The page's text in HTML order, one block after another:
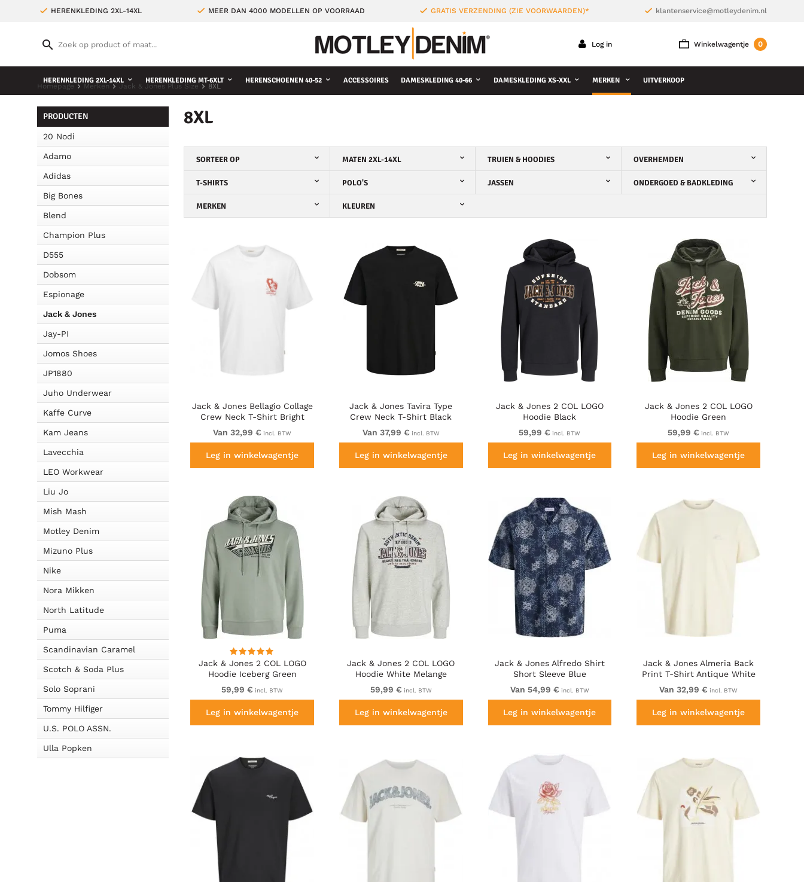
HERENKLEDING 2XL-14XL MEER DAN 4000 MODELLEN OP VOORRAAD GRATIS VERZENDING (ZIE VOORWAARDEN)* klantenservice@motleydenim.nl
Winkelwagentje 0
Log in
HERENKLEDING 2XL-14XL HERENKLEDING MT-6XLT HERENSCHOENEN 40-52 ACCESSOIRES DAMESKLEDING 40-66 DAMESKLEDING XS-XXL MERKEN UITVERKOOP
Homepage Merken Jack & Jones Plus Size 8XL
PRODUCTEN
20 Nodi
Adamo
Adidas
Big Bones
Blend
Champion Plus
D555
Dobsom
Espionage
Jack & Jones
Jay-PI
Jomos Shoes
JP1880
Juho Underwear
Kaffe Curve
Kam Jeans
Lavecchia
LEO Workwear
Liu Jo
Mish Mash
Motley Denim
Mizuno Plus
Nike
Nora Mikken
North Latitude
Puma
Scandinavian Caramel
Scotch & Soda Plus
Solo Soprani
Tommy Hilfiger
U.S. POLO ASSN.
Ulla Popken
8XL
SORTEER OP MATEN 2XL-14XL TRUIEN & HOODIES OVERHEMDEN
T-SHIRTS POLO'S JASSEN ONDERGOED & BADKLEDING
MERKEN KLEUREN
Jack & Jones Bellagio Collage
Crew Neck T-Shirt Bright
White
Van 32,99 € incl. BTW
Leg in winkelwagentje
Jack & Jones Tavira Type
Crew Neck T-Shirt Black
Van 37,99 € incl. BTW
Leg in winkelwagentje
Jack & Jones 2 COL LOGO
Hoodie Black
59,99 € incl. BTW
Leg in winkelwagentje
Jack & Jones 2 COL LOGO
Hoodie Green
59,99 € incl. BTW
Leg in winkelwagentje
Jack & Jones 2 COL LOGO
Hoodie Iceberg Green
59,99 € incl. BTW
Leg in winkelwagentje
Jack & Jones 2 COL LOGO
Hoodie White Melange
59,99 € incl. BTW
Leg in winkelwagentje
Jack & Jones Alfredo Shirt
Short Sleeve Blue
Van 54,99 € incl. BTW
Leg in winkelwagentje
Jack & Jones Almeria Back
Print T-Shirt Antique White
Van 32,99 € incl. BTW
Leg in winkelwagentje